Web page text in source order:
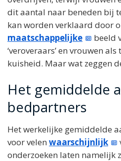
dit aantal naar beneden bij
kan worden verklaard door
maatschappelijke
beeld
‘veroveraars’ en vrouwen
kuisheid. Maar wat zeggen
Het gemiddelde
bedpartners
Het werkelijke gemiddelde
voor velen waarschijnlijk
onderzoeken laten namelijk